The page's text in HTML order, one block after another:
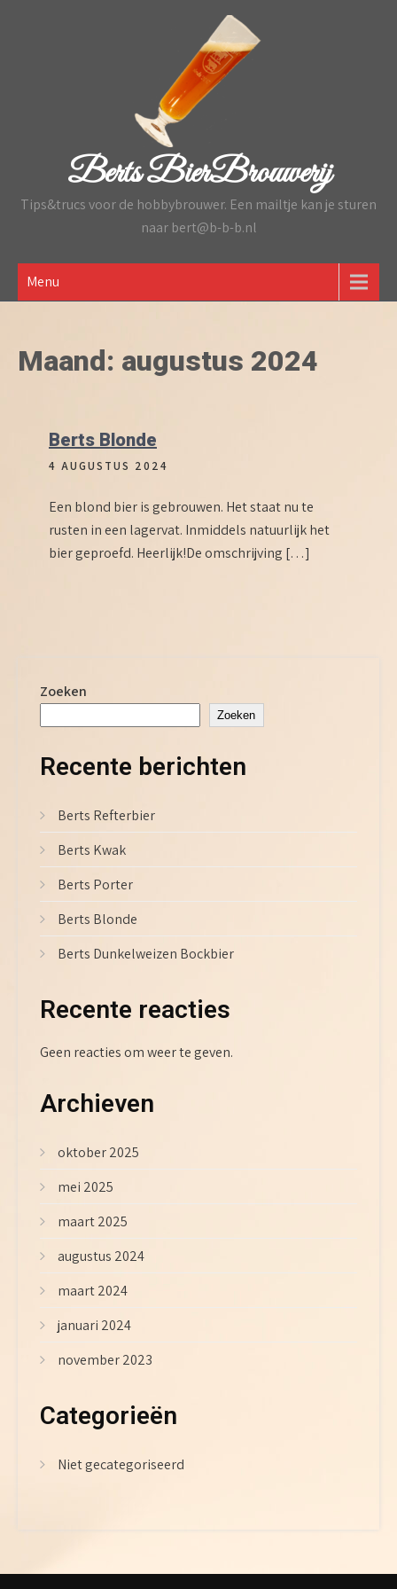
Berts BierBrouwerij
Tips&trucs voor de hobbybrouwer. Een mailtje kan je sturen
naar bert@b-b-b.nl
Menu
Maand: augustus 2024
Berts Blonde
4 AUGUSTUS 2024
Een blond bier is gebrouwen. Het staat nu te
rusten in een lagervat. Inmiddels natuurlijk het
bier geproefd. Heerlijk!De omschrijving […]
Zoeken
Zoeken
Recente berichten
Berts Refterbier
Berts Kwak
Berts Porter
Berts Blonde
Berts Dunkelweizen Bockbier
Recente reacties
Geen reacties om weer te geven.
Archieven
oktober 2025
mei 2025
maart 2025
augustus 2024
maart 2024
januari 2024
november 2023
Categorieën
Niet gecategoriseerd